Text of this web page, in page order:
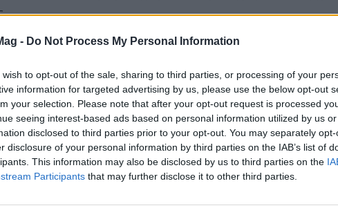
- Do Not Process My Personal Information
wish to opt-out of the sale, sharing to third parties, or processing of your
information for targeted advertising by us, please use the below opt-out
your selection. Please note that after your opt-out request is processed
seeing interest-based ads based on personal information utilized by us
disclosed to third parties prior to your opt-out. You may separately
disclosure of your personal information by third parties on the IAB’s list of
This information may also be disclosed by us to third parties on the
Participants that may further disclose it to other third parties.